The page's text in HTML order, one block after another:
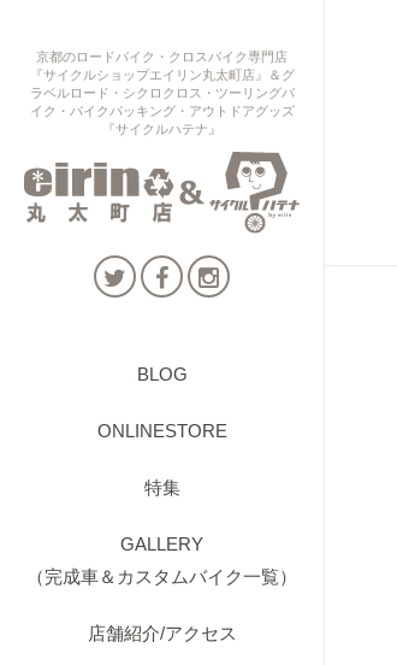
京都のロードバイク・クロスバイク専門店
『サイクルショップエイリン丸太町店』＆グ
ラベルロード・シクロクロス・ツーリングバ
イク・バイクパッキング・アウトドアグッズ
『サイクルハテナ』
BLOG
ONLINESTORE
特集
GALLERY
（完成車＆カスタムバイク一覧）
店舗紹介/アクセス